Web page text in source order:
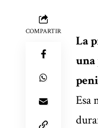
COMPARTIR
La
una
Esa